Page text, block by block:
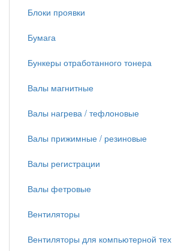
Блоки проявки
Бумага
Бункеры отработанного тонера
Валы магнитные
Валы нагрева / тефлоновые
Валы прижимные / резиновые
Валы регистрации
Валы фетровые
Вентиляторы
Вентиляторы для компьютерной тех